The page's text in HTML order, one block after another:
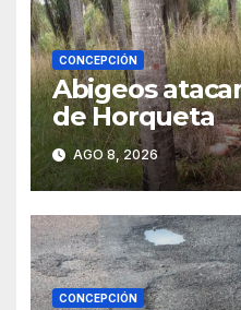
CONCEPCIÓN
Abigeos
de Horqueta
AGO 8, 2026
CONCEPCIÓN